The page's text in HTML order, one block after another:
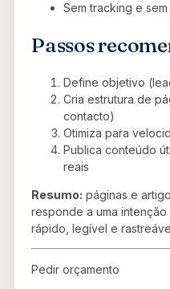
Sem tracking e sem
Passos
Define objetivo
Cria estrutura de
contacto)
Otimiza para
Publica conteúdo
reais
Resumo: páginas e
responde a uma
rápido, legível e
Pedir orçamento